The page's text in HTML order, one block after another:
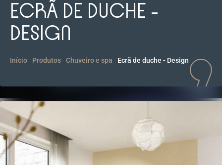
ECRÃ DE DUCHE -
DESIGN
Início Produtos Chuveiro e spa Ecrã de duche - Design